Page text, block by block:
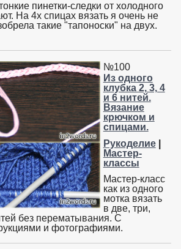
пинетки-следки от холодного
На 4х спицах вязать я очень не
такие "тапоноски" на двух.
№100
Из одного
клубка 2, 3, 4
и 6 нитей.
Вязание
крючком и
спицами.
Рукоделие|
Мастер-
классы
Мастер-класс
как из одного
мотка вязать
в две, три,
без перематывания. С
и фотографиями.